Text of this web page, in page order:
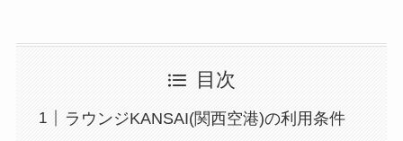
目次
ラウンジKANSAI(関西空港)の利用条件